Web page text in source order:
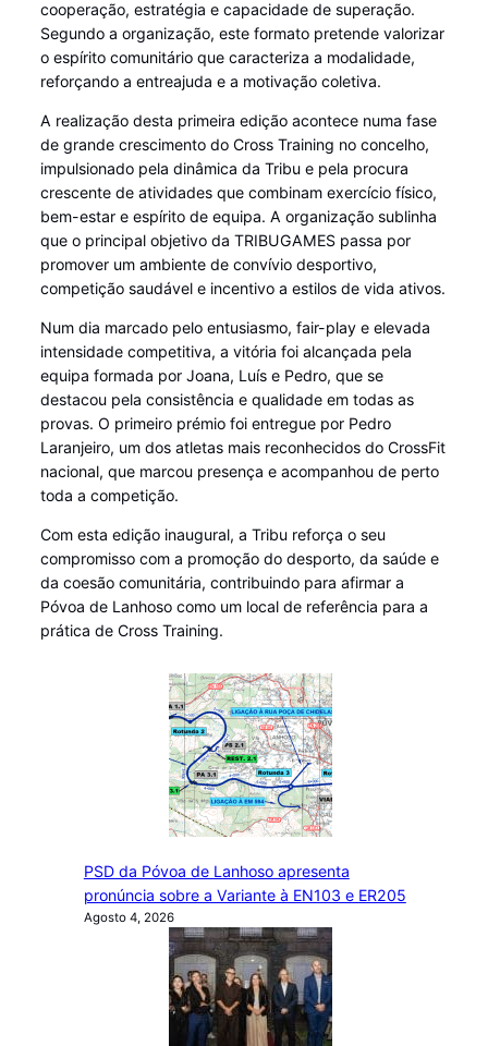
cooperação, estratégia e capacidade de superação.
Segundo a organização, este formato pretende valorizar
o espírito comunitário que caracteriza a modalidade,
reforçando a entreajuda e a motivação coletiva.
A realização desta primeira edição acontece numa fase
de grande crescimento do Cross Training no concelho,
impulsionado pela dinâmica da Tribu e pela procura
crescente de atividades que combinam exercício físico,
bem-estar e espírito de equipa. A organização sublinha
que o principal objetivo da TRIBUGAMES passa por
promover um ambiente de convívio desportivo,
competição saudável e incentivo a estilos de vida ativos.
Num dia marcado pelo entusiasmo, fair-play e elevada
intensidade competitiva, a vitória foi alcançada pela
equipa formada por Joana, Luís e Pedro, que se
destacou pela consistência e qualidade em todas as
provas. O primeiro prémio foi entregue por Pedro
Laranjeiro, um dos atletas mais reconhecidos do CrossFit
nacional, que marcou presença e acompanhou de perto
toda a competição.
Com esta edição inaugural, a Tribu reforça o seu
compromisso com a promoção do desporto, da saúde e
da coesão comunitária, contribuindo para afirmar a
Póvoa de Lanhoso como um local de referência para a
prática de Cross Training.
PSD da Póvoa de Lanhoso apresenta
pronúncia sobre a Variante à EN103 e ER205
Agosto 4, 2026